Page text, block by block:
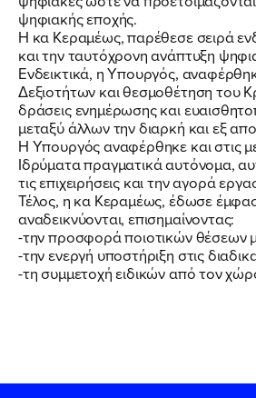
ψηφιακής εποχής.
Η κα Κεραμέως, παρέθεσε σειρά
και την ταυτόχρονη ανάπτυξη
Ενδεικτικά, η Υπουργός,
Δεξιοτήτων και θεσμοθέτηση του
δράσεις ενημέρωσης και
μεταξύ άλλων την διαρκή και εξ
Η Υπουργός αναφέρθηκε και στις
Ιδρύματα πραγματικά αυτόνομα,
τις επιχειρήσεις και την αγορά
Τέλος, η κα Κεραμέως, έδωσε
αναδεικνύονται, επισημαίνοντας:
-την προσφορά ποιοτικών θέσεων
-την ενεργή υποστήριξη στις
-τη συμμετοχή ειδικών από τον